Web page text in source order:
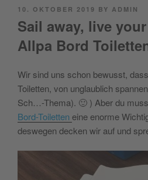
POSTED
ON
10. OKTOBER 2019 BY ADMIN
Sail away, live
Allpa Bord
Wir sind uns schon bewusst,
Toiletten, von unglaublich
Sch…-Thema). 🙂 ) Aber du
Bord-Toiletten eine enorme
deswegen decken wir auf und